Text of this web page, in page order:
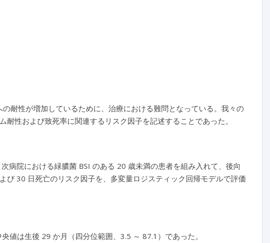
耐性が増加しているために、治療における難問となっている。我々の
性および致死率に関連するリスク因子を記述することであった。
院における緑膿菌 BSI のある 20 歳未満の患者を組み入れて、後向
び 30 日死亡のリスク因子を、多変量ロジスティック回帰モデルで評価
値は生後 29 か月（四分位範囲、3.5 ～ 87.1）であった。